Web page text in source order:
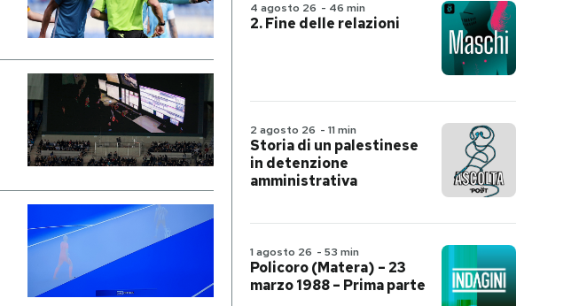
4 agosto 26 - 46 min
2. Fine delle relazioni
2 agosto 26 - 11 min
Storia di un palestinese
in detenzione
amministrativa
1 agosto 26 - 53 min
Policoro (Matera) – 23
marzo 1988 – Prima parte